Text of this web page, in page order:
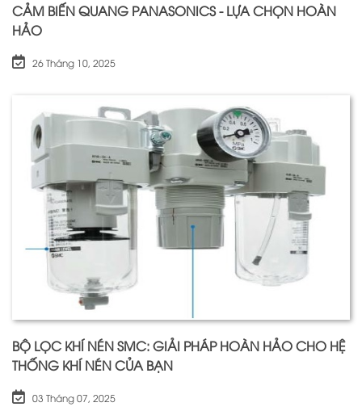
CẢM BIẾN QUANG PANASONICS - LỰA CHỌN HOÀN
HẢO
26 Tháng 10, 2025
BỘ LỌC KHÍ NÉN SMC: GIẢI PHÁP HOÀN HẢO CHO HỆ
THỐNG KHÍ NÉN CỦA BẠN
03 Tháng 07, 2025